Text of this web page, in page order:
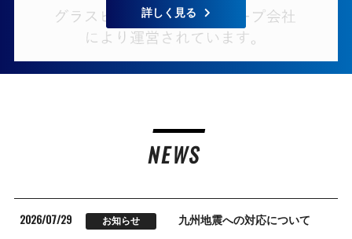
詳しく見る
NEWS
2026/07/29 お知らせ 九州地震への対応について